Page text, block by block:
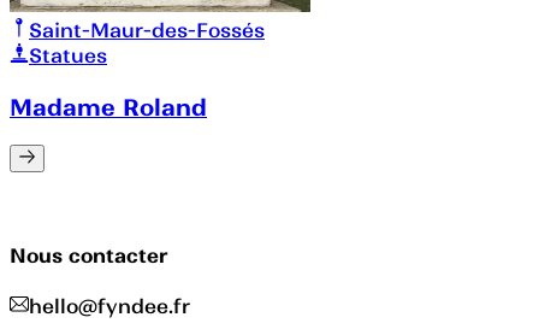
Saint-Maur-des-Fossés
Statues
Madame Roland
Nous contacter
hello@fyndee.fr